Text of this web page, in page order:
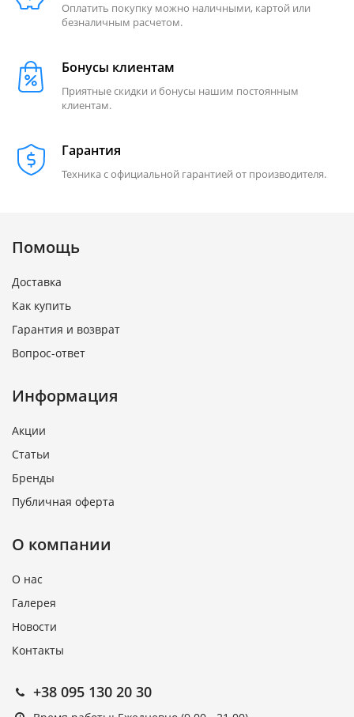
Оплатить покупку можно наличными, картой или
безналичным расчетом.
Бонусы клиентам
Приятные скидки и бонусы нашим постоянным
клиентам.
Гарантия
Техника с официальной гарантией от производителя.
Помощь
Доставка
Как купить
Гарантия и возврат
Вопрос-ответ
Информация
Акции
Статьи
Бренды
Публичная оферта
О компании
О нас
Галерея
Новости
Контакты
+38 095 130 20 30